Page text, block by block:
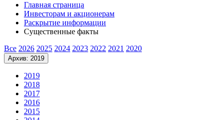
Главная страница
Инвесторам и акционерам
Раскрытие информации
Существенные факты
Все 2026 2025 2024 2023 2022 2021 2020
Архив: 2019
2019
2018
2017
2016
2015